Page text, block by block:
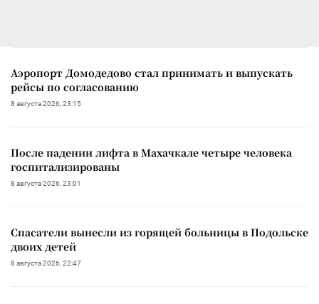
Аэропорт Домодедово стал принимать и выпускать
рейсы по согласованию
8 августа 2026, 23:15
После падении лифта в Махачкале четыре человека
госпитализированы
8 августа 2026, 23:01
Спасатели вынесли из горящей больницы в Подольске
двоих детей
8 августа 2026, 22:47